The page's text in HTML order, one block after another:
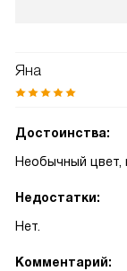
Яна
Достоинства:
Необычный цвет,
Недостатки:
Нет.
Комментарий: